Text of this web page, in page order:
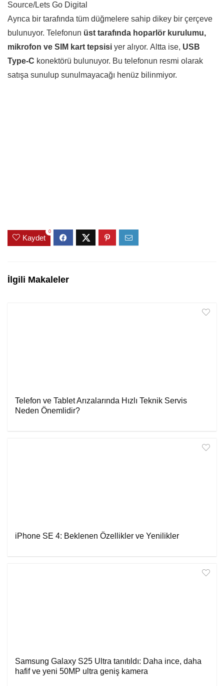
Source/Lets Go Digital
Ayrıca bir tarafında tüm düğmelere sahip dikey bir çerçeve
bulunuyor. Telefonun üst tarafında hoparlör kurulumu,
mikrofon ve SIM kart tepsisi yer alıyor. Altta ise, USB
Type-C konektörü bulunuyor. Bu telefonun resmi olarak
satışa sunulup sunulmayacağı henüz bilinmiyor.
Kaydet
0
İlgili Makaleler
Telefon ve Tablet Arızalarında Hızlı Teknik Servis
Neden Önemlidir?
iPhone SE 4: Beklenen Özellikler ve Yenilikler
Samsung Galaxy S25 Ultra tanıtıldı: Daha ince, daha
hafif ve yeni 50MP ultra geniş kamera